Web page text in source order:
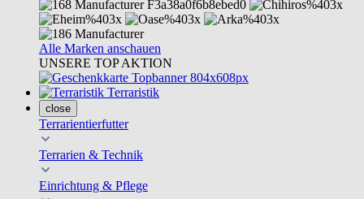
Alle Marken anschauen
UNSERE TOP AKTION
Terraristik
close
Terrarientierfutter
Terrarien & Technik
Einrichtung & Pflege